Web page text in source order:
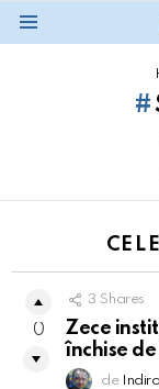
3 Shares
Zece
închise
de Indiro
0